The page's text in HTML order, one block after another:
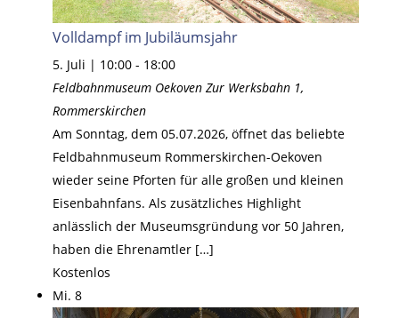
Volldampf im Jubiläumsjahr
5. Juli | 10:00- 18:00
Feldbahnmuseum Oekoven Zur Werksbahn 1,
Rommerskirchen
Am Sonntag, dem 05.07.2026, öffnet das beliebte
Feldbahnmuseum Rommerskirchen-Oekoven
wieder seine Pforten für alle großen und kleinen
Eisenbahnfans. Als zusätzliches Highlight
anlässlich der Museumsgründung vor 50 Jahren,
haben die Ehrenamtler […]
Kostenlos
Mi. 8